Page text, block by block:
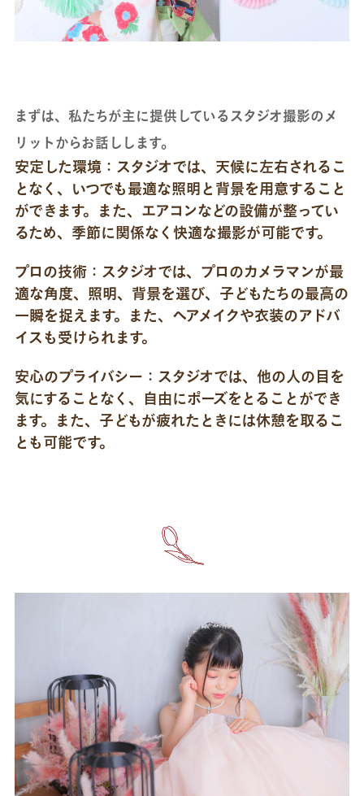
まずは、私たちが主に提供しているスタジオ撮影のメ
リットからお話しします。
安定した環境：スタジオでは、天候に左右されるこ
となく、いつでも最適な照明と背景を用意すること
ができます。また、エアコンなどの設備が整ってい
るため、季節に関係なく快適な撮影が可能です。
プロの技術：スタジオでは、プロのカメラマンが最
適な角度、照明、背景を選び、子どもたちの最高の
一瞬を捉えます。また、ヘアメイクや衣装のアドバ
イスも受けられます。
安心のプライバシー：スタジオでは、他の人の目を
気にすることなく、自由にポーズをとることができ
ます。また、子どもが疲れたときには休憩を取るこ
とも可能です。